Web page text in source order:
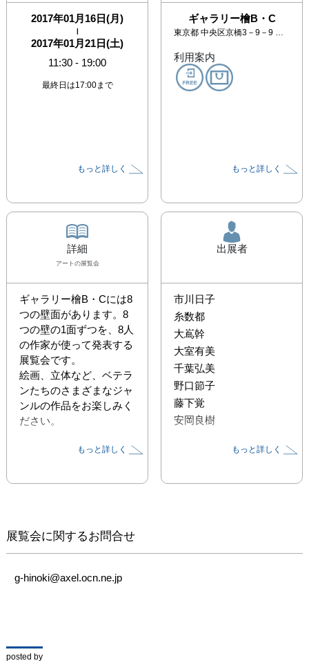
2017年01月16日(月)
|
2017年01月21日(土)
11:30 - 19:00
最終日は17:00まで
もっと詳しく
ギャラリー檜B・C
東京都 中央区京橋3－9－9 ウインド京橋ビル2F
利用案内
もっと詳しく
詳細
アート の展覧会
ギャラリー檜B・Cには8
つの壁面があります。8
つの壁の1面ずつを、8人
の作家が使って発表する
展覧会です。
絵画、立体など、ベテラ
ンたちのさまざまなジャ
ンルの作品をお楽しみく
ださい。
市川晶子
千葉弘美
野口節子
藤下 覚
もっと詳しく
出展者
市川日子
糸数都
大嶌幹
大室有美
千葉弘美
野口節子
藤下覚
安岡良樹
もっと詳しく
展覧会に関するお問合せ
g-hinoki@axel.ocn.ne.jp
posted by